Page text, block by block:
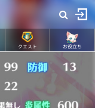
クエスト お役立ち